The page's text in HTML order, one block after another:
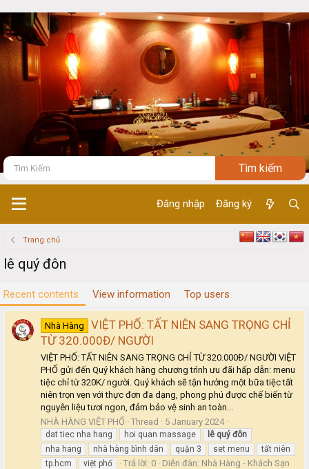
Đăng nhập Đăng ký
Trang chủ
lê quý đôn
Recent contents View information Top users
Nhà Hàng
VIỆT PHỐ: TẤT NIÊN SANG TRỌNG CHỈ
TỪ 320.000Đ/ NGƯỜI
VIỆT PHỐ: TẤT NIÊN SANG TRỌNG CHỈ TỪ 320.000Đ/ NGƯỜI VIỆT
PHỐ gửi đến Quý khách hàng chương trình ưu đãi hấp dẫn: menu
tiệc chỉ từ 320K/ người. Quý khách sẽ tận hưởng một bữa tiệc tất
niên trọn vẹn với thực đơn đa dạng, phong phú được chế biến từ
nguyên liệu tươi ngon, đảm bảo vệ sinh an toàn...
NHÀ HÀNG VIỆT PHỐ
Thread 5 January 2024
dat tiec nha hang hoi quan massage lê quý đôn
nha hang
nhà hàng bình dân quận 3 set menu
tất niên
tp.hcm
việt phố Trả lời: 0 Diễn đàn: Nhà Hàng - Khách Sạn